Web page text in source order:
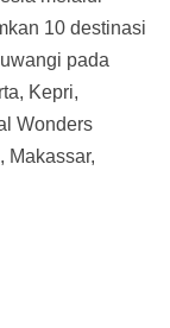
10 destinasi
pada
Kepri,
Wonders
Makassar,